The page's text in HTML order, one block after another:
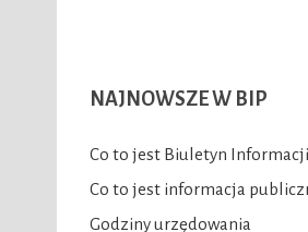
NAJNOWSZEW BIP
Co to jest Biuletyn
Co to jest informacja
Godziny urzędowania